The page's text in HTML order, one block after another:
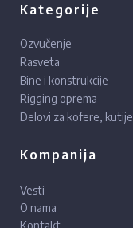
Kategorije
Ozvučenje
Rasveta
Bine i konstrukcije
Rigging oprema
Delovi za kofere, kutije
Kompanija
Vesti
O nama
Kontakt